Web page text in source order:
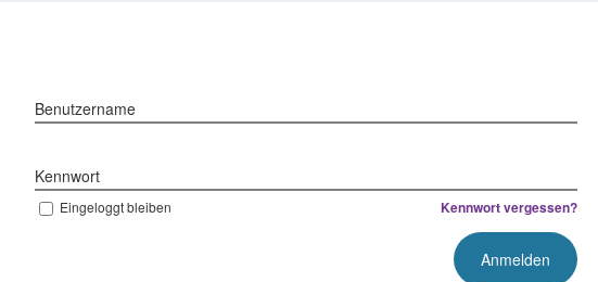
Benutzername
Kennwort
Eingeloggt bleiben Kennwort vergessen?